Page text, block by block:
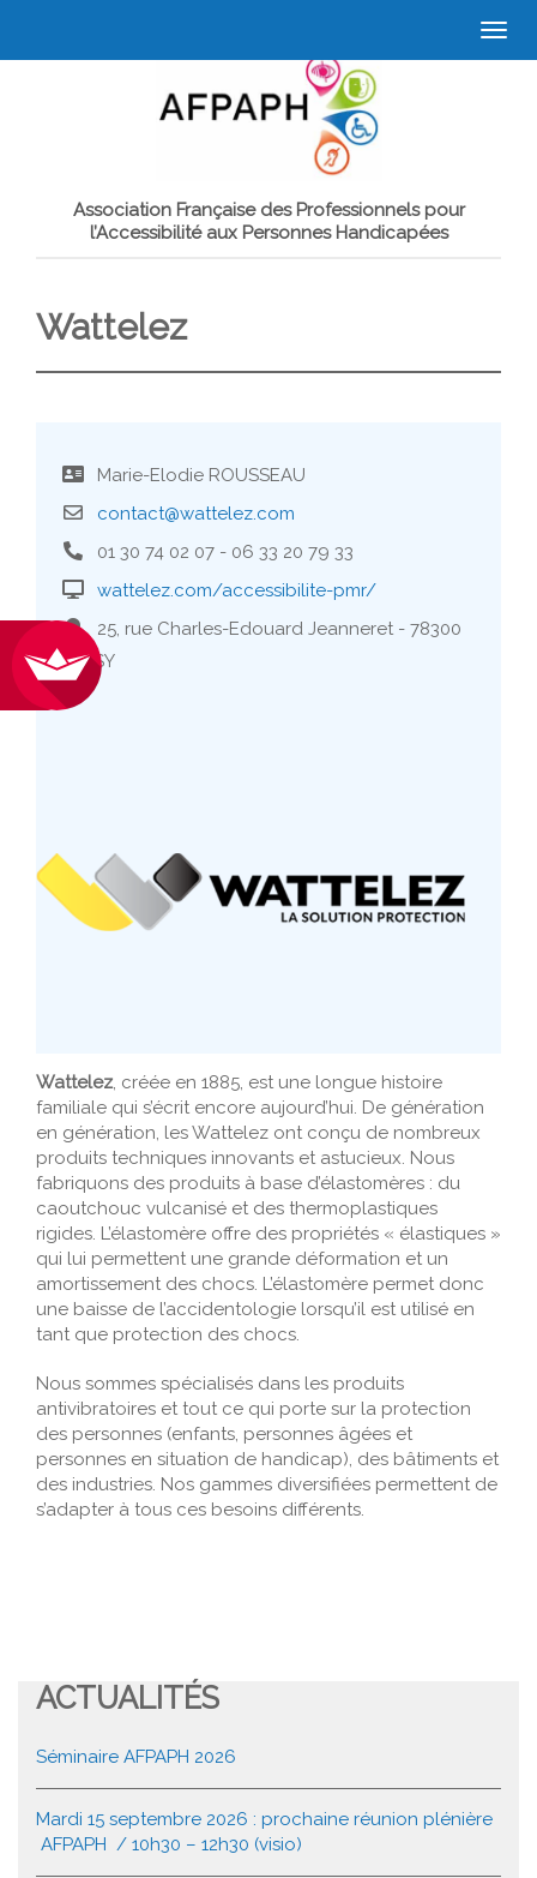
Association Française des Professionnels pour
l’Accessibilité aux Personnes Handicapées
Wattelez
Marie-Elodie ROUSSEAU
contact@wattelez.com
01 30 74 02 07 - 06 33 20 79 33
wattelez.com/accessibilite-pmr/
25, rue Charles-Edouard Jeanneret - 78300
POISSY
Wattelez, créée en 1885, est une longue histoire
familiale qui s’écrit encore aujourd’hui. De génération
en génération, les Wattelez ont conçu de nombreux
produits techniques innovants et astucieux. Nous
fabriquons des produits à base d’élastomères : du
caoutchouc vulcanisé et des thermoplastiques
rigides. L’élastomère offre des propriétés « élastiques »
qui lui permettent une grande déformation et un
amortissement des chocs. L’élastomère permet donc
une baisse de l’accidentologie lorsqu’il est utilisé en
tant que protection des chocs.
Nous sommes spécialisés dans les produits
antivibratoires et tout ce qui porte sur la protection
des personnes (enfants, personnes âgées et
personnes en situation de handicap), des bâtiments et
des industries. Nos gammes diversifiées permettent de
s’adapter à tous ces besoins différents.
ACTUALITÉS
Séminaire AFPAPH 2026
Mardi 15 septembre 2026 : prochaine réunion plénière
AFPAPH / 10h30 – 12h30 (visio)